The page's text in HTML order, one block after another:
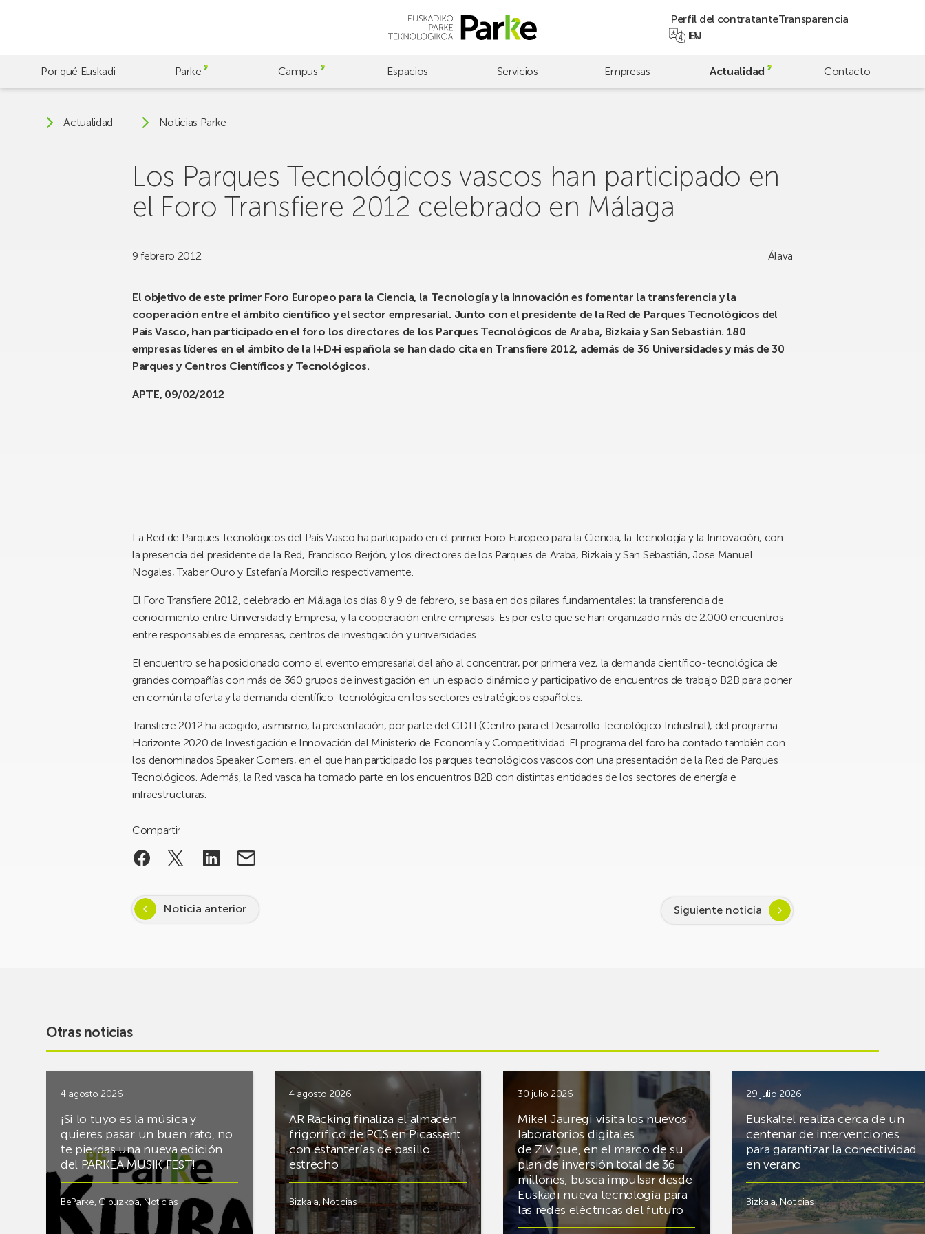
Perfil del contratanteTransparencia
EU
EN
Por qué Euskadi Parke Campus Espacios Servicios Empresas Actualidad Contacto
Actualidad Noticias Parke
Los Parques Tecnológicos vascos han participado en
el Foro Transfiere 2012 celebrado en Málaga
9 febrero 2012 Álava
El objetivo de este primer Foro Europeo para la Ciencia, la Tecnología y la Innovación es fomentar la transferencia y la
cooperación entre el ámbito científico y el sector empresarial. Junto con el presidente de la Red de Parques Tecnológicos del
País Vasco, han participado en el foro los directores de los Parques Tecnológicos de Araba, Bizkaia y San Sebastián. 180
empresas líderes en el ámbito de la I+D+i española se han dado cita en Transfiere 2012, además de 36 Universidades y más de 30
Parques y Centros Científicos y Tecnológicos.
APTE, 09/02/2012
La Red de Parques Tecnológicos del País Vasco ha participado en el primer Foro Europeo para la Ciencia, la Tecnología y la Innovación, con
la presencia del presidente de la Red, Francisco Berjón, y los directores de los Parques de Araba, Bizkaia y San Sebastián, Jose Manuel
Nogales, Txaber Ouro y Estefanía Morcillo respectivamente.
El Foro Transfiere 2012, celebrado en Málaga los días 8 y 9 de febrero, se basa en dos pilares fundamentales: la transferencia de
conocimiento entre Universidad y Empresa, y la cooperación entre empresas. Es por esto que se han organizado más de 2.000 encuentros
entre responsables de empresas, centros de investigación y universidades.
El encuentro se ha posicionado como el evento empresarial del año al concentrar, por primera vez, la demanda científico-tecnológica de
grandes compañías con más de 360 grupos de investigación en un espacio dinámico y participativo de encuentros de trabajo B2B para poner
en común la oferta y la demanda científico-tecnológica en los sectores estratégicos españoles.
Transfiere 2012 ha acogido, asimismo, la presentación, por parte del CDTI (Centro para el Desarrollo Tecnológico Industrial), del programa
Horizonte 2020 de Investigación e Innovación del Ministerio de Economía y Competitividad. El programa del foro ha contado también con
los denominados Speaker Corners, en el que han participado los parques tecnológicos vascos con una presentación de la Red de Parques
Tecnológicos. Además, la Red vasca ha tomado parte en los encuentros B2B con distintas entidades de los sectores de energía e
infraestructuras.
Compartir
Noticia anterior Siguiente noticia
Otras noticias
4 agosto 2026
¡Si lo tuyo es la música y
quieres pasar un buen rato, no
te pierdas una nueva edición
del PARKEA MUSIK FEST!
BeParke, Gipuzkoa,Noticias
4 agosto 2026
AR Racking finaliza el almacén
frigorífico de PCS en Picassent
con estanterías de pasillo
estrecho
Bizkaia,Noticias
30 julio 2026
Mikel Jauregi visita los nuevos
laboratorios digitales
de ZIV que, en el marco de su
plan de inversión total de 36
millones, busca impulsar desde
Euskadi nueva tecnología para
las redes eléctricas del futuro
29 julio 2026
Euskaltel realiza cerca de un
centenar de intervenciones
para garantizar la conectividad
en verano
Bizkaia,Noticias